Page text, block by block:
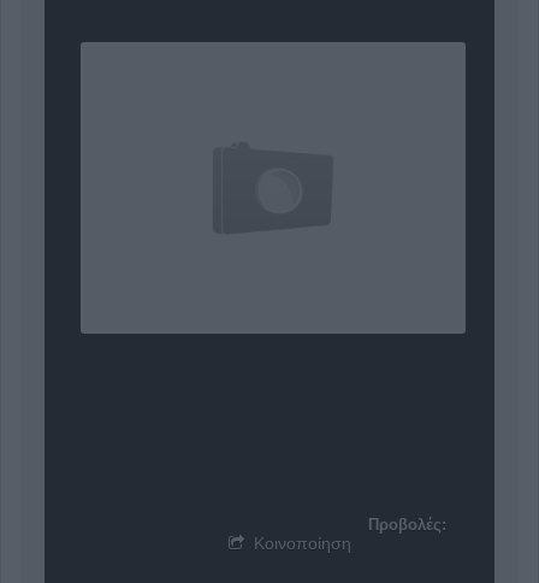
Προβολές:
Κοινοποίηση